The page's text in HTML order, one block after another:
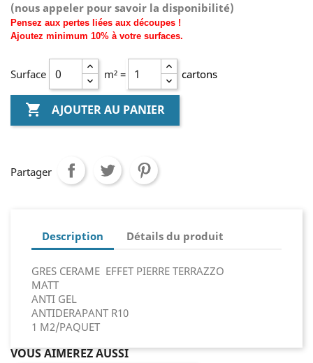
(nous appeler pour savoir la disponibilité)
Pensez aux pertes liées aux découpes !
Ajoutez minimum 10% à votre surfaces.
Surface m² = cartons
 AJOUTER AU PANIER
Partager
Description Détails du produit
GRES CERAME EFFET PIERRE TERRAZZO
MATT
ANTI GEL
ANTIDERAPANT R10
1 M2/PAQUET
VOUS AIMEREZ AUSSI